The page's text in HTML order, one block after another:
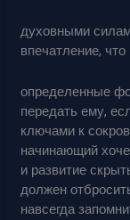
духовными
впечатление,
определенные
передать ему,
ключами к
начинающий
и развитие
должен
навсегда